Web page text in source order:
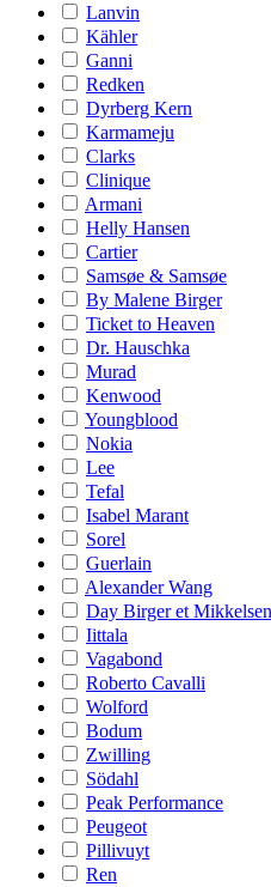
Lanvin
Kähler
Ganni
Redken
Dyrberg Kern
Karmameju
Clarks
Clinique
Armani
Helly Hansen
Cartier
Samsøe & Samsøe
By Malene Birger
Ticket to Heaven
Dr. Hauschka
Murad
Kenwood
Youngblood
Nokia
Lee
Tefal
Isabel Marant
Sorel
Guerlain
Alexander Wang
Day Birger et Mikkelsen
Iittala
Vagabond
Roberto Cavalli
Wolford
Bodum
Zwilling
Södahl
Peak Performance
Peugeot
Pillivuyt
Ren